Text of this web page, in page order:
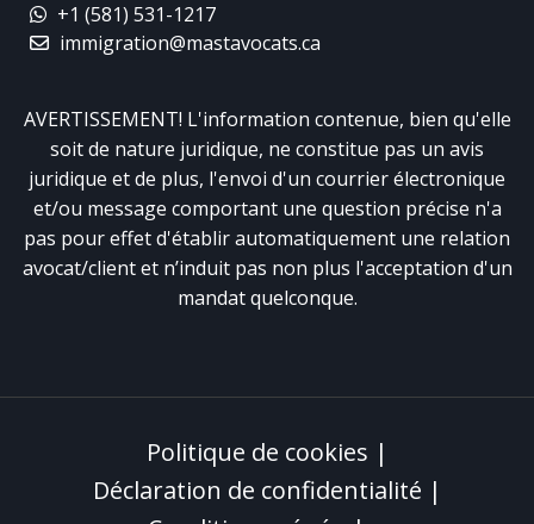
+1 (581) 531-1217
immigration@mastavocats.ca
AVERTISSEMENT! L'information contenue, bien qu'elle
soit de nature juridique, ne constitue pas un avis
juridique et de plus, l'envoi d'un courrier électronique
et/ou message comportant une question précise n'a
pas pour effet d'établir automatiquement une relation
avocat/client et n’induit pas non plus l'acceptation d'un
mandat quelconque.
Politique de cookies |
Déclaration de confidentialité |